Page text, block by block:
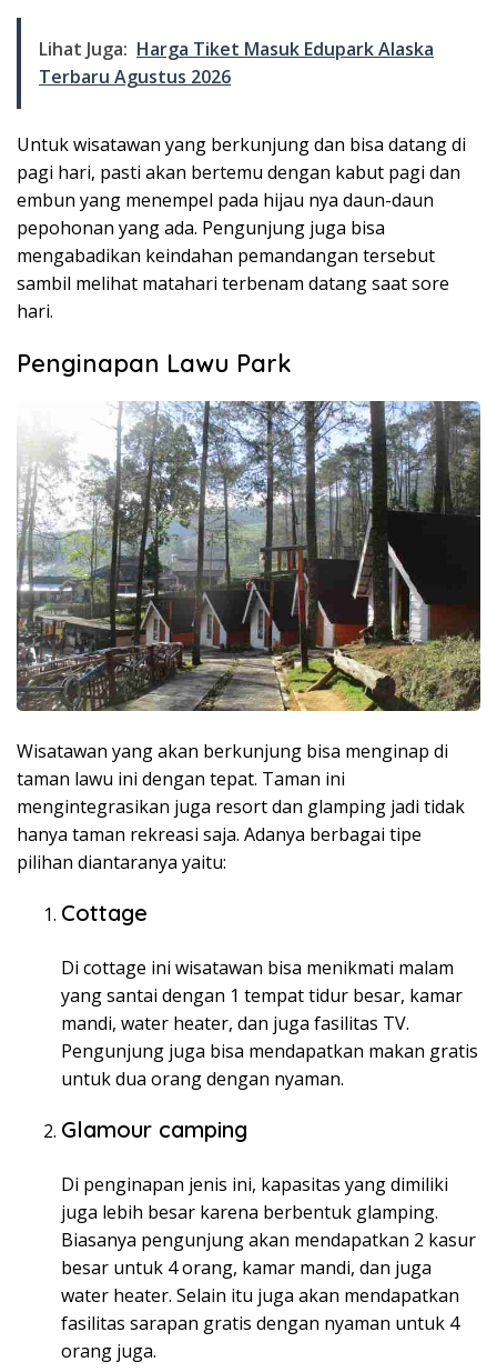
Lihat Juga: Harga Tiket Masuk Edupark Alaska
Terbaru Agustus 2026
Untuk wisatawan yang berkunjung dan bisa datang di
pagi hari, pasti akan bertemu dengan kabut pagi dan
embun yang menempel pada hijau nya daun-daun
pepohonan yang ada. Pengunjung juga bisa
mengabadikan keindahan pemandangan tersebut
sambil melihat matahari terbenam datang saat sore
hari.
Penginapan Lawu Park
Wisatawan yang akan berkunjung bisa menginap di
taman lawu ini dengan tepat. Taman ini
mengintegrasikan juga resort dan glamping jadi tidak
hanya taman rekreasi saja. Adanya berbagai tipe
pilihan diantaranya yaitu:
Cottage
Di cottage ini wisatawan bisa menikmati malam
yang santai dengan 1 tempat tidur besar, kamar
mandi, water heater, dan juga fasilitas TV.
Pengunjung juga bisa mendapatkan makan gratis
untuk dua orang dengan nyaman.
Glamour camping
Di penginapan jenis ini, kapasitas yang dimiliki
juga lebih besar karena berbentuk glamping.
Biasanya pengunjung akan mendapatkan 2 kasur
besar untuk 4 orang, kamar mandi, dan juga
water heater. Selain itu juga akan mendapatkan
fasilitas sarapan gratis dengan nyaman untuk 4
orang juga.